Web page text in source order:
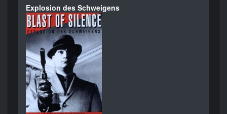
Explosion des Schweigens